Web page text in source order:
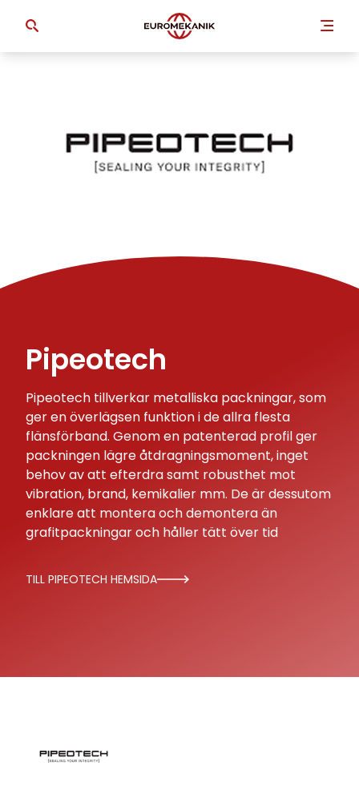
Pipeotech
Pipeotech tillverkar metalliska packningar, som
ger en överlägsen funktion i de allra flesta
flänsförband. Genom en patenterad profil ger
packningen lägre åtdragningsmoment, inget
behov av att efterdra samt robusthet mot
vibration, brand, kemikalier mm. De är dessutom
enklare att montera och demontera än
grafitpackningar och håller tätt över tid
TILL PIPEOTECH HEMSIDA